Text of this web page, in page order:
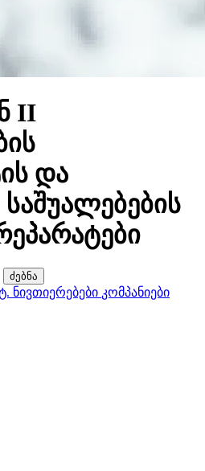
II
და
ძებნა
ნივთიერებები კომპანიები